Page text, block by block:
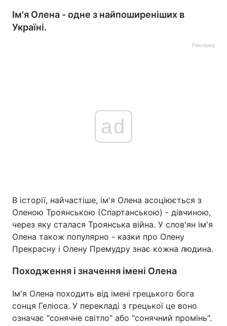
Головна Війна
Україна Політика
Техно і зв'язок Лайт
Ім'я Олена - одне з найпоширеніших в
Україні.
Реклама
ad
В історії, найчастіше, ім'я Олена асоціюється з
Оленою Троянською (Спартанською) - дівчиною,
через яку сталася Троянська війна. У слов'ян ім'я
Олена також популярно - казки про Олену
Прекрасну і Олену Премудру знає кожна людина.
Походження і значення імені Олена
Ім'я Олена походить від імені грецького бога
сонця Геліоса. У перекладі з грецької це воно
означає "сонячне світло" або "сонячний промінь".